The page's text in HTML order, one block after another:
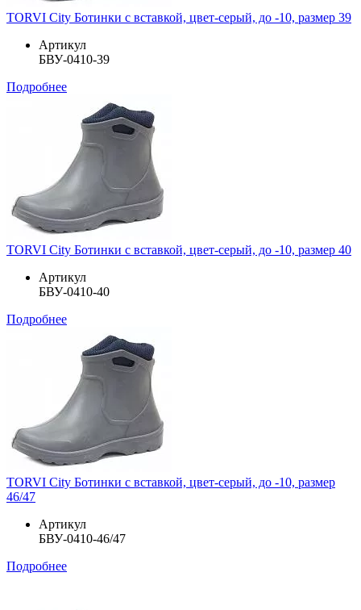
TORVI City Ботинки с вставкой, цвет-серый, до -10, размер 39
Артикул
БВУ-0410-39
Подробнее
TORVI City Ботинки с вставкой, цвет-серый, до -10, размер 40
Артикул
БВУ-0410-40
Подробнее
TORVI City Ботинки с вставкой, цвет-серый, до -10, размер
46/47
Артикул
БВУ-0410-46/47
Подробнее